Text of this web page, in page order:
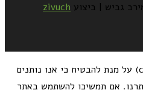
zivuch
אנו משתמשים בעוגיות (cookies) על מנת להבטיח כי אנו נותנים
אם תמשיכו להשתמש באתר